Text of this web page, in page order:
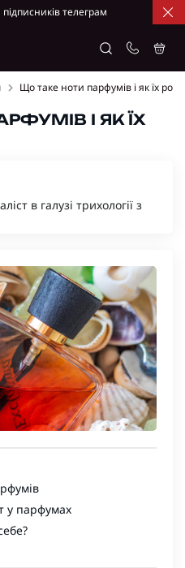
підписників телеграм
Що таке ноти парфумів і як їх
І ЯК ЇХ
в галузі трихології з
у парфумах